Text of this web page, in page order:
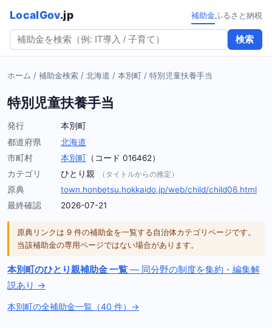
LocalGov.jp
検索
補助金ふるさと納税
ホーム / 補助金検索 / 北海道 / 本別町 / 特別児童扶養手当
特別児童扶養手当
発行
本別町
都道府県
北海道
市町村
本別町 （コード 016462）
カテゴリ
ひとり親 （タイトルからの推定）
原典
town.honbetsu.hokkaido.jp/web/child/child06.html
最終確認
2026-07-21
原典リンクは 9 件の補助金を一覧する自治体カテゴリページです。
当該補助金の専用ページではない場合があります。
本別町のひとり親補助金 一覧 — 同分野の制度を集約・編集解
説あり →
本別町の全補助金一覧（40 件）→